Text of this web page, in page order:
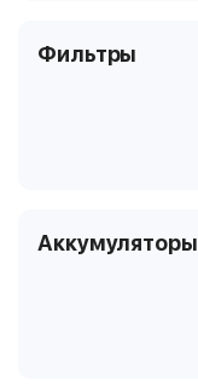
Фильтры
Аккумуляторы